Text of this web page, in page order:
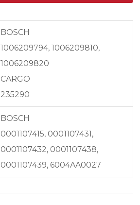
BOSCH
1006209794, 1006209810,
1006209820
CARGO
235290
BOSCH
0001107415, 0001107431,
0001107432, 0001107438,
0001107439, 6004AA0027